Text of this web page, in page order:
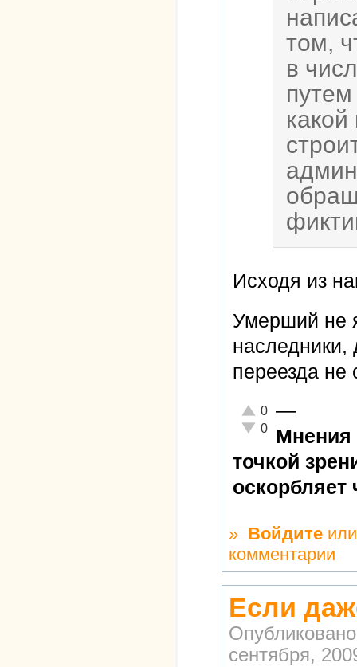
том,
в
Исходя из
Умерший не
наследники,
переезда не
Отлично!
0
Неадекватно!
0
—
Мнения
точкой
» Войдите
комментарии
Если
сентября,